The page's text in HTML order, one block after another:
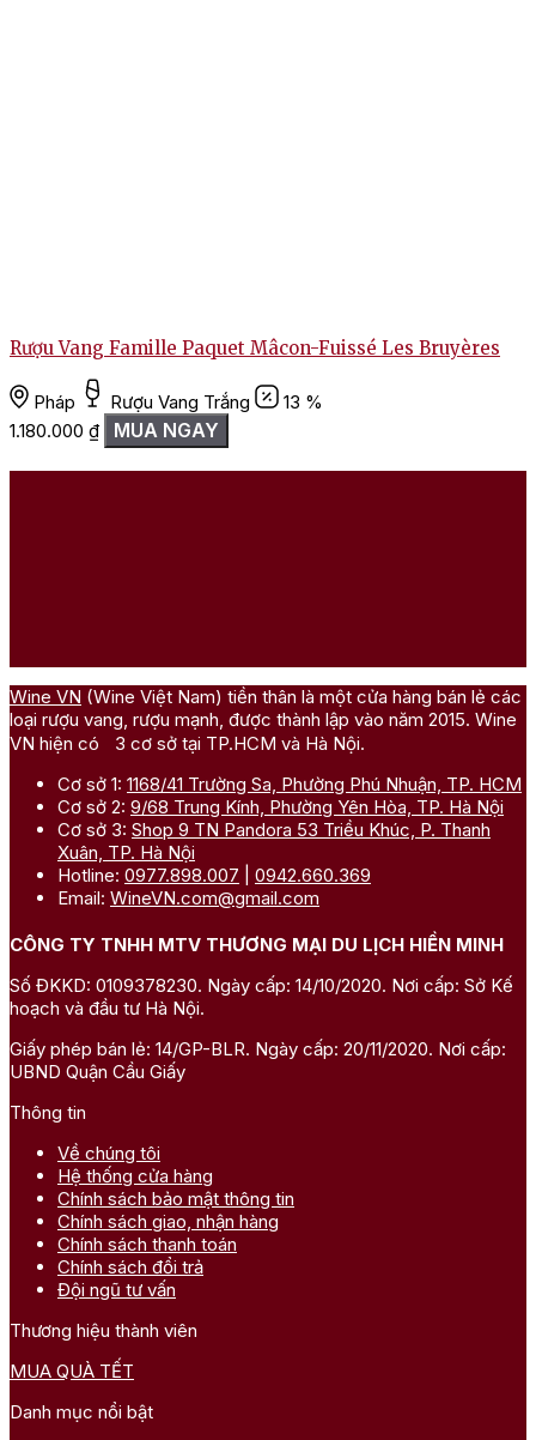
Rượu Vang Famille Paquet Mâcon-Fuissé Les Bruyères
Pháp Rượu Vang Trắng
13 %
1.180.000 ₫ MUA NGAY
Wine VN (Wine Việt Nam) tiền thân là một cửa hàng bán lẻ các
loại rượu vang, rượu mạnh, được thành lập vào năm 2015. Wine
VN hiện có 3 cơ sở tại TP.HCM và Hà Nội.
Cơ sở 1: 1168/41 Trường Sa, Phường Phú Nhuận, TP. HCM
Cơ sở 2: 9/68 Trung Kính, Phường Yên Hòa, TP. Hà Nội
Cơ sở 3: Shop 9 TN Pandora 53 Triều Khúc, P. Thanh
Xuân, TP. Hà Nội
Hotline: 0977.898.007
0942.660.369
Email: WineVN.com@gmail.com
CÔNG TY TNHH MTV THƯƠNG MẠI DU LỊCH HIỀN MINH
Số ĐKKD: 0109378230. Ngày cấp: 14/10/2020. Nơi cấp: Sở Kế
hoạch và đầu tư Hà Nội.
Giấy phép bán lẻ: 14/GP-BLR. Ngày cấp: 20/11/2020. Nơi cấp:
UBND Quận Cầu Giấy
Thông tin
Về chúng tôi
Hệ thống cửa hàng
Chính sách bảo mật thông tin
Chính sách giao, nhận hàng
Chính sách thanh toán
Chính sách đổi trả
Đội ngũ tư vấn
Thương hiệu thành viên
MUA QUÀ TẾT
Danh mục nổi bật